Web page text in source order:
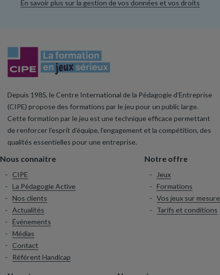
En savoir plus sur la gestion de vos données et vos droits
Depuis 1985, le Centre International de la Pédagogie d’Entreprise
(CIPE) propose des formations par le jeu pour un public large.
Cette formation par le jeu est une technique efficace permettant
de renforcer l’esprit d’équipe, l’engagement et la compétition, des
qualités essentielles pour une entreprise.
Nous connaitre
CIPE
La Pédagogie Active
Nos clients
Actualités
Événements
Médias
Contact
Référent Handicap
Notre offre
Jeux
Formations
Vos jeux sur mesure
Tarifs et conditions